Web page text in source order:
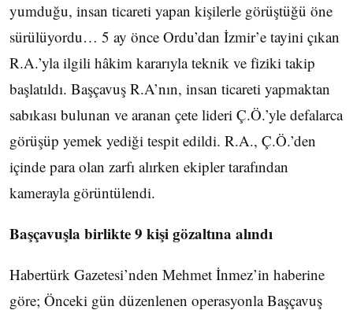
yumduğu, insan ticareti yapan kişilerle görüştüğü öne
sürülüyordu… 5 ay önce Ordu’dan İzmir’e tayini çıkan
R.A.’yla ilgili hâkim kararıyla teknik ve fiziki takip
başlatıldı. Başçavuş R.A’nın, insan ticareti yapmaktan
sabıkası bulunan ve aranan çete lideri Ç.Ö.’yle defalarca
görüşüp yemek yediği tespit edildi. R.A., Ç.Ö.’den
içinde para olan zarfı alırken ekipler tarafından
kamerayla görüntülendi.
Başçavuşla birlikte 9 kişi gözaltına alındı
Habertürk Gazetesi’nden Mehmet İnmez’in haberine
göre; Önceki gün düzenlenen operasyonla Başçavuş